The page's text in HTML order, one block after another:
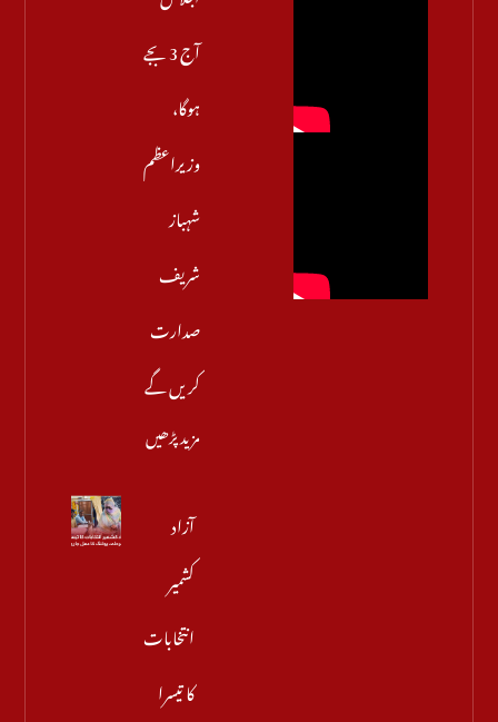
آج 3 بجے
ہوگا،
وزیراعظم
شہباز
شریف
صدارت
کریں گے
مزید پڑھیں
آزاد
کشمیر
انتخابات
کا تیسرا